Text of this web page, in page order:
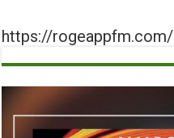
https://rogeappfm.com/